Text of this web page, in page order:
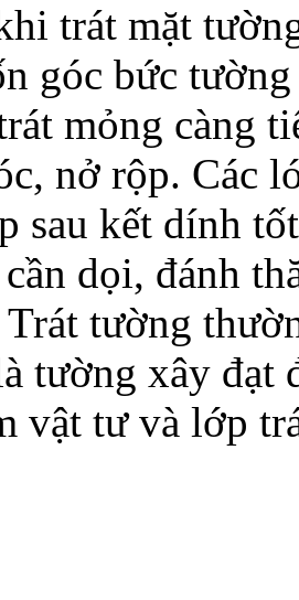
trát mặt
góc bức
mỏng càng
nở rộp. Các
sau kết dính
dọi, đánh
Trát tường
tường xây đạt
vật tư và lớp